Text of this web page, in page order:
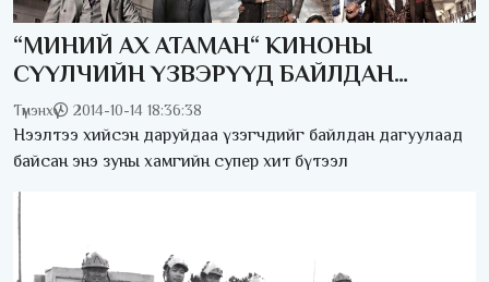
“МИНИЙ АХ АТАМАН“ КИНОНЫ
СҮҮЛЧИЙН ҮЗВЭРҮҮД БАЙЛДАН
ДАГУУЛСААР
Түмэнхүү 2014-10-14 18:36:38
Нээлтээ хийсэн даруйдаа үзэгчдийг байлдан дагуулаад
байсан энэ зуны хамгийн супер хит бүтээл